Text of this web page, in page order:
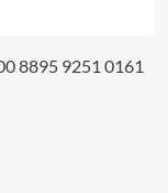
8895 9251 0161